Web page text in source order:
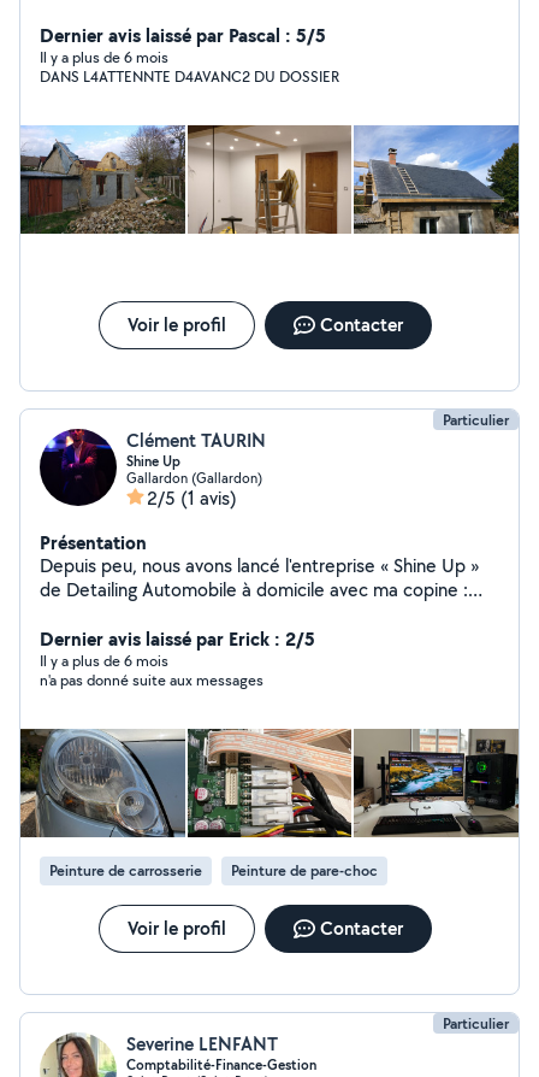
Dernier avis laissé par Pascal : 5/5
Il y a plus de 6 mois
DANS L4ATTENNTE D4AVANC2 DU DOSSIER
Voir le profil Contacter
Particulier
Clément TAURIN
Shine Up
Gallardon (Gallardon)
2/5 (1 avis)
Présentation
Depuis peu, nous avons lancé l'entreprise « Shine Up »
de Detailing Automobile à domicile avec ma copine :
phares Ma devise : « Un problème n'existe que si la
solution n'est pas encore mis en œuvre »
Dernier avis laissé par Erick : 2/5
Il y a plus de 6 mois
n'a pas donné suite aux messages
Peinture de carrosserie Peinture de pare-choc
Voir le profil Contacter
Particulier
Severine LENFANT
Comptabilité-Finance-Gestion